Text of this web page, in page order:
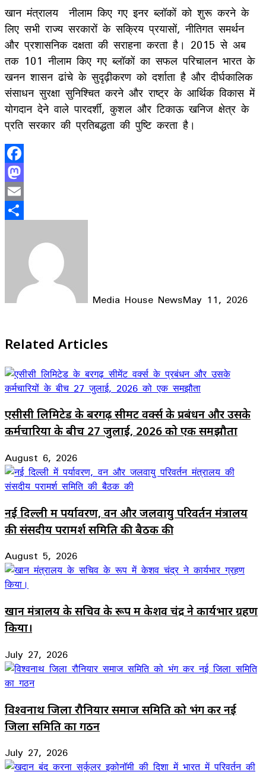
खान मंत्रालय नीलाम किए गए इनर ब्लॉकों को शुरू करने के
लिए सभी राज्य सरकारों के सक्रिय प्रयासों, नीतिगत समर्थन
और प्रशासनिक दक्षता की सराहना करता है। 2015 से अब
तक 101 नीलाम किए गए ब्लॉकों का सफल परिचालन भारत के
खनन शासन ढांचे के सुदृढ़ीकरण को दर्शाता है और दीर्घकालिक
संसाधन सुरक्षा सुनिश्चित करने और राष्ट्र के आर्थिक विकास में
योगदान देने वाले पारदर्शी, कुशल और टिकाऊ खनिज क्षेत्र के
प्रति सरकार की प्रतिबद्धता की पुष्टि करता है।
Facebook
Mastodon
Email
Media House NewsMay 11, 2026
Related Articles
एसीसी लिमिटेड के बरगढ़ सीमेंट वर्क्स के प्रबंधन और उसके
कर्मचारियों के बीच 27 जुलाई, 2026 को एक समझौता
August 6, 2026
नई दिल्ली में पर्यावरण, वन और जलवायु परिवर्तन मंत्रालय
की संसदीय परामर्श समिति की बैठक की
August 5, 2026
खान मंत्रालय के सचिव के रूप में केशव चंद्र ने कार्यभार ग्रहण
किया।
July 27, 2026
विश्वनाथ जिला रौनियार समाज समिति को भंग कर नई
जिला समिति का गठन
July 27, 2026